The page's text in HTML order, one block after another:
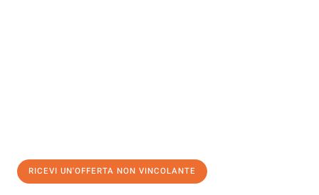
RICEVI UN'OFFERTA NON VINCOLANTE